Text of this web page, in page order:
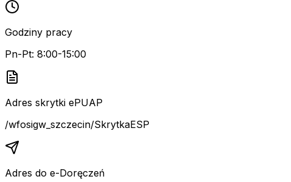
Godziny pracy
Pn-Pt: 8:00-15:00
Adres skrytki ePUAP
/wfosigw_szczecin/SkrytkaESP
Adres do e-Doręczeń